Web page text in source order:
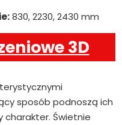
830, 2230, 2430 mm
3D
sposób podnoszą ich
charakter. Świetnie